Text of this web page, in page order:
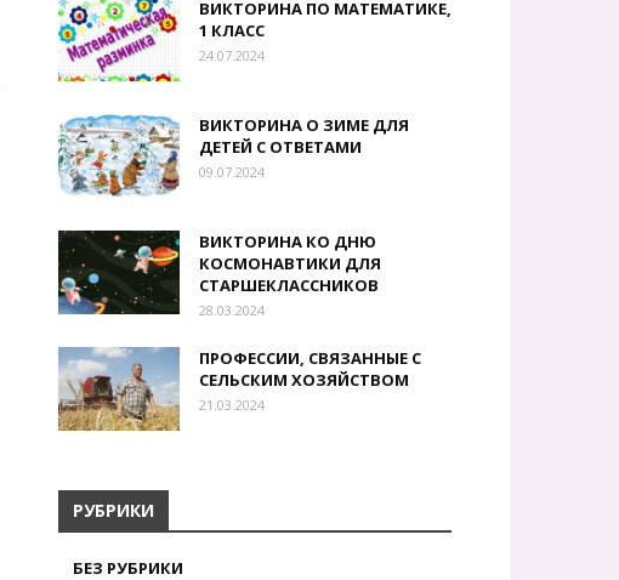
ВИКТОРИНА ПО МАТЕМАТИКЕ,
1 КЛАСС
24.07.2024
ВИКТОРИНА О ЗИМЕ ДЛЯ
ДЕТЕЙ С ОТВЕТАМИ
09.07.2024
ВИКТОРИНА КО ДНЮ
КОСМОНАВТИКИ ДЛЯ
СТАРШЕКЛАССНИКОВ
28.03.2024
ПРОФЕССИИ, СВЯЗАННЫЕ С
СЕЛЬСКИМ ХОЗЯЙСТВОМ
21.03.2024
РУБРИКИ
БЕЗ РУБРИКИ